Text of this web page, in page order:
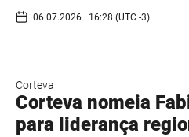
06.07.2026 | 16:28 (UTC -3)
Corteva
Corteva nomeia
para liderança